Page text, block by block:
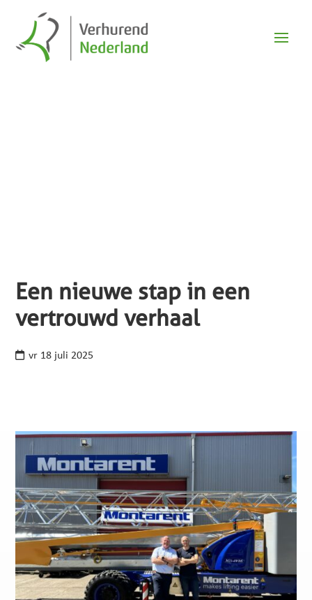
Een nieuwe stap in een
vertrouwd verhaal
vr 18 juli 2025